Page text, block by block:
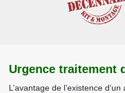
Urgence traitement
L’avantage de l’existence